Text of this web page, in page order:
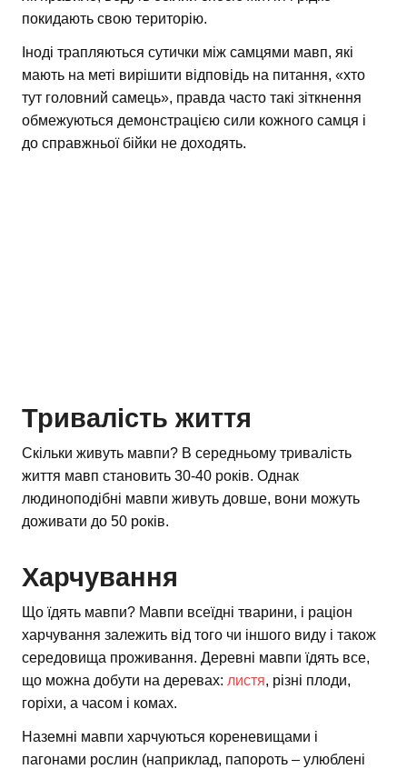
покидають свою територію.
Іноді трапляються сутички між самцями мавп, які
мають на меті вирішити відповідь на питання, «хто
тут головний самець», правда часто такі зіткнення
обмежуються демонстрацією сили кожного самця і
до справжньої бійки не доходять.
Тривалість життя
Скільки живуть мавпи? В середньому тривалість
життя мавп становить 30-40 років. Однак
людиноподібні мавпи живуть довше, вони можуть
доживати до 50 років.
Харчування
Що їдять мавпи? Мавпи всеїдні тварини, і раціон
харчування залежить від того чи іншого виду і також
середовища проживання. Деревні мавпи їдять все,
що можна добути на деревах: листя, різні плоди,
горіхи, а часом і комах.
Наземні мавпи харчуються кореневищами і
пагонами рослин (наприклад, папороть – улюблені